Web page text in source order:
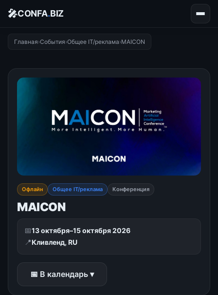
🎤CONFA.BIZ
Главная›События›Общее IT/реклама›MAICON
Офлайн Общее IT/реклама Конференция
MAICON
📅13 октября–15 октября 2026
📍Кливленд, RU
📅 В календарь ▾